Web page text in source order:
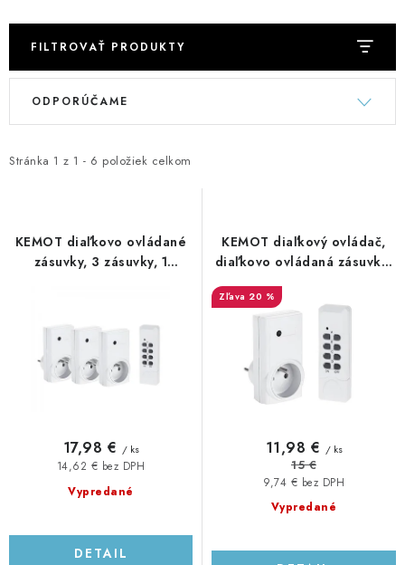
TELEFÓNY, TABLETY, GSM
NEZARADENÉ
KONTAKTY
Doprava a platba
FILTROVAŤ PRODUKTY
V
i
r
Stránka 1 z 1 - 6 položiek celkom
R
e
e
ODPORÚČAME
KEMOT diaľkovo ovládané
zásuvky, 3 zásuvky, 1
Vypredané
14,62 € bez DPH
17,98 € / ks
DETAIL
KEMOT diaľkový ovládač,
diaľkovo ovládaná zásuvka,
1 zásuvka, 1 ovládač biely
20 %
Vypredané
9,74 € bez DPH
11,98 € / ks
15 €